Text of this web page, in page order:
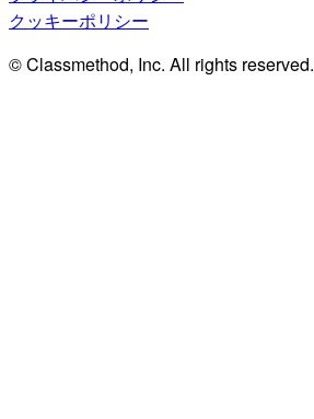
クッキーポリシー
© Classmethod, Inc. All rights reserved.